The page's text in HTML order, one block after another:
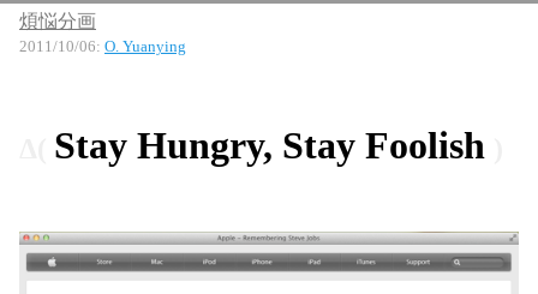
煩悩分画
2011/10/06: O. Yuanying
Stay Hungry, Stay Foolish